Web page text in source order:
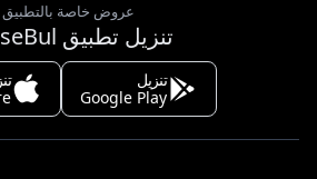
عروض خاصة بالتطبيق
تنزيل تطبيق ElbiseBul
تنزيل
Google Play